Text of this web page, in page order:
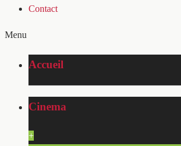
Contact
Menu
Accueil
Cinema
+